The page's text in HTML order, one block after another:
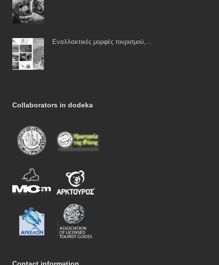
Εναλλακτικές μορφές τουρισμού,...
Collaborators in dodeka
Contact information